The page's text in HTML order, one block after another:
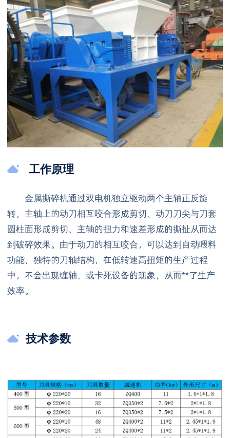
工作原理
金属撕碎机通过双电机独立驱动两个主轴正反旋
转，主轴上的动刀相互咬合形成剪切、动刀刀尖与刀套
圆柱面形成剪切、主轴的扭力和速差形成的撕扯从而达
到破碎效果。由于动刀的相互咬合，可以达到自动喂料
功能，独特的刀轴结构，在低转速高扭矩的生产过程
中，不会出现缠轴、或卡死设备的现象，从而**了生产
效率。
技术参数